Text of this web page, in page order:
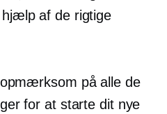
af de rigtige
på alle de
for at starte dit nye